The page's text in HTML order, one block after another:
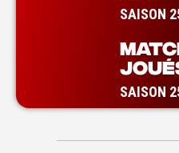
SAISON
SAISON